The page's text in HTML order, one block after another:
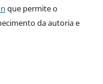
que permite o
da autoria e